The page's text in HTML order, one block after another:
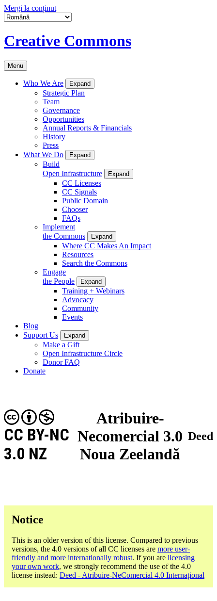
Mergi la conținut
Creative Commons
Menu
Who We Are Expand
Strategic Plan
Team
Governance
Opportunities
Annual Reports & Financials
History
Press
What We Do
Expand
Build
Open Infrastructure
Expand
CC Licenses
CC Signals
Public Domain
Chooser
FAQs
Implement
the Commons
Expand
Where CC Makes An Impact
Resources
Search the Commons
Engage
the People
Expand
Training + Webinars
Advocacy
Community
Events
Blog
Support Us
Expand
Make a Gift
Open Infrastructure Circle
Donor FAQ
Donate
Atribuire-
Necomercial 3.0
Noua Zeelandă
CC BY-NC
3.0 NZ
Deed
Notice
This is an older version of this license. Compared to previous
versions, the 4.0 versions of all CC licenses are more user-
friendly and more internationally robust. If you are licensing
your own work, we strongly recommend the use of the 4.0
license instead: Deed - Atribuire-NeComercial 4.0 Internațional